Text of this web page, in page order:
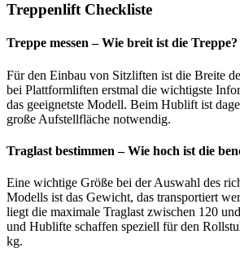
Treppenlift Checkliste
Treppe messen – Wie breit ist die Treppe?
Für den Einbau von Sitzliften ist die Breite
bei Plattformliften erstmal die wichtigste
das geeignetste Modell. Beim Hublift ist
große Aufstellfläche notwendig.
Traglast bestimmen – Wie hoch ist die
Eine wichtige Größe bei der Auswahl des
Modells ist das Gewicht, das transportiert
liegt die maximale Traglast zwischen 120
und Hublifte schaffen speziell für den
kg.